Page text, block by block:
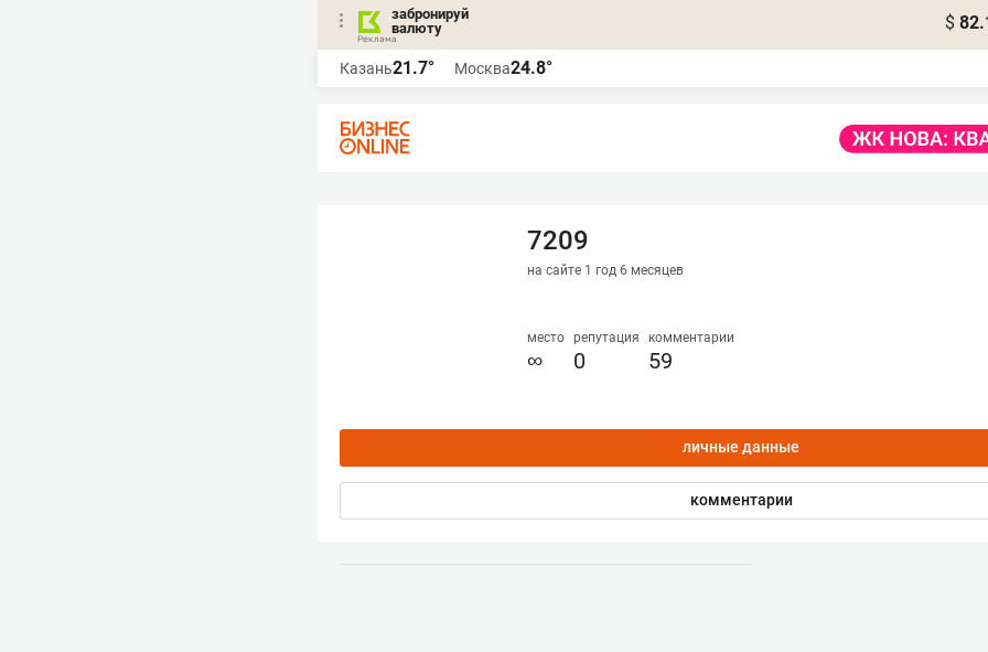
забронируй
валюту
$
Казань21.7° Москва24.8°
7209
на сайте 1 год 6 месяцев
место
∞
репутация
0
комментарии
59
личные данные
комментарии